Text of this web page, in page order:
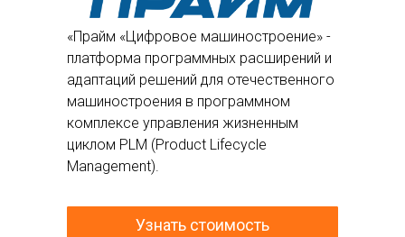
«Прайм «Цифровое машиностроение» -
платформа программных расширений и
адаптаций решений для отечественного
машиностроения в программном
комплексе управления жизненным
циклом PLM (Product Lifecycle
Management).
Узнать стоимость
РЕШАЕТ СЛЕДУЮЩИЕ ЗАДАЧИ: